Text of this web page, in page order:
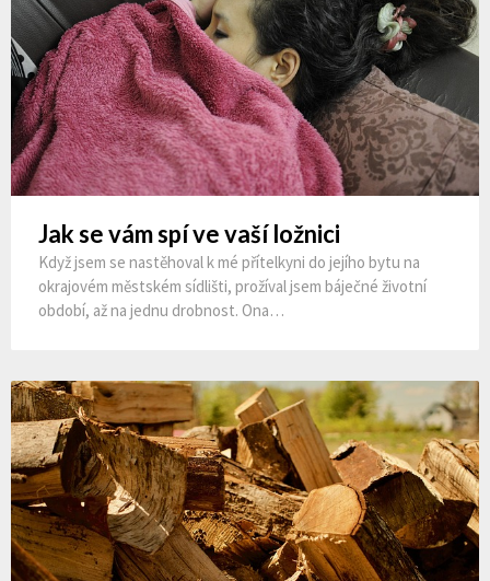
Jak se vám spí ve vaší ložnici
Když jsem se nastěhoval k mé přítelkyni do jejího bytu na
okrajovém městském sídlišti, prožíval jsem báječné životní
období, až na jednu drobnost. Ona…